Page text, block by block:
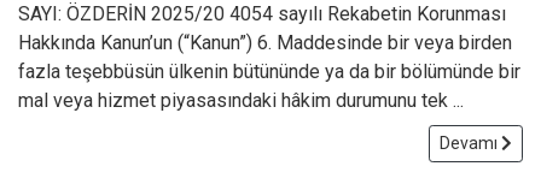
SAYI: ÖZDERİN 2025/20 4054 sayılı Rekabetin Korunması
Hakkında Kanun’un (“Kanun”) 6. Maddesinde bir veya birden
fazla teşebbüsün ülkenin bütününde ya da bir bölümünde bir
mal veya hizmet piyasasındaki hâkim durumunu tek ...
Devamı